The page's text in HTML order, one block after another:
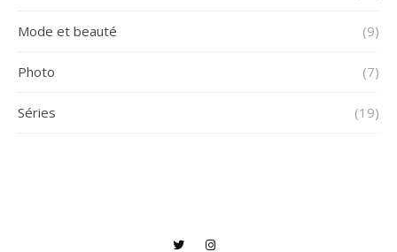
Mode et beauté (9)
Photo (7)
Séries (19)